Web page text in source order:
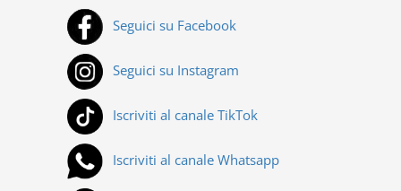
Seguici su Facebook
Seguici su Instagram
Iscriviti al canale TikTok
Iscriviti al canale Whatsapp